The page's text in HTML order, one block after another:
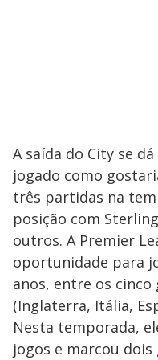
A saída do City se
jogado como
três partidas na
posição com
outros. A Premier
oportunidade para
anos, entre os
(Inglaterra, Itália,
Nesta temporada,
jogos e marcou dois